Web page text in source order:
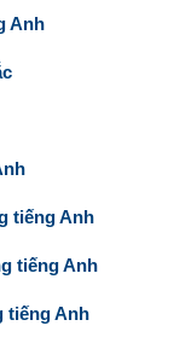
Anh
tiếng Anh
tiếng Anh
tiếng Anh